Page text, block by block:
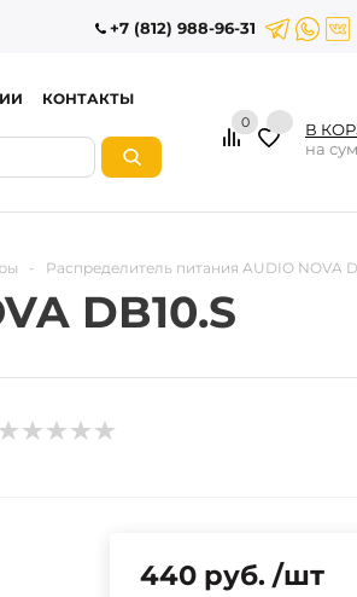
+7 (812) 988-96-31
КОНТАКТЫ
0 В
на
- Распределитель питания AUDIO NOVA
DB10.S
440 руб. /шт